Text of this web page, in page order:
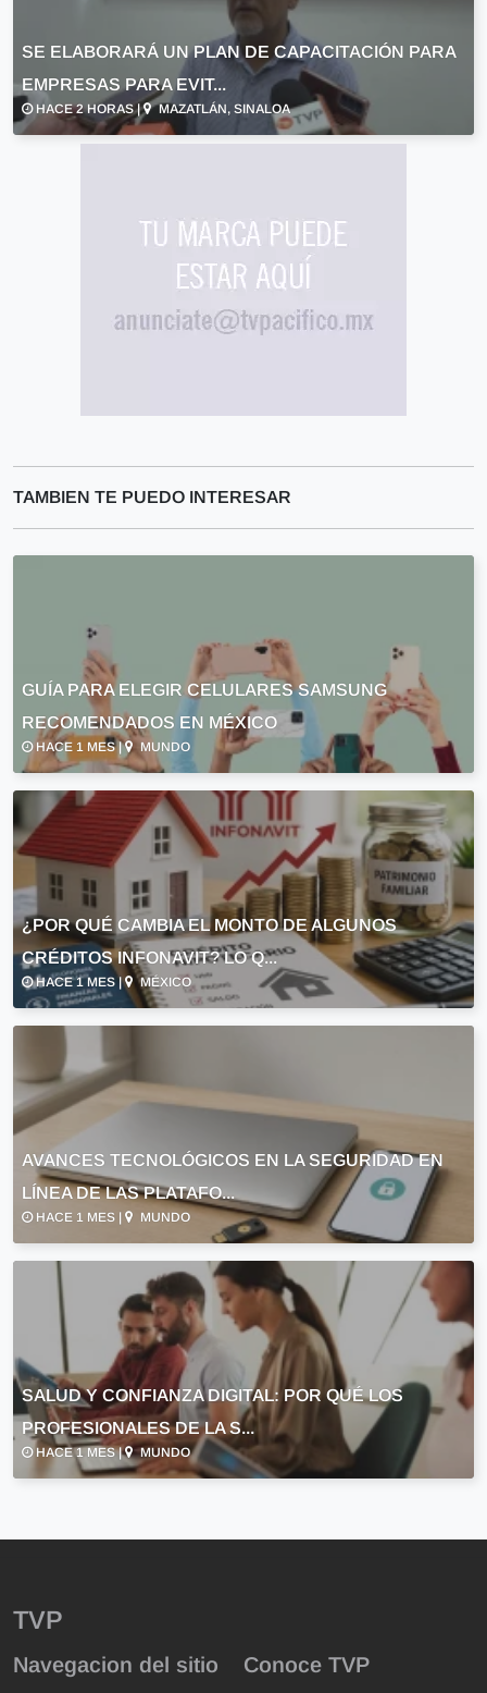
SE ELABORARÁ UN PLAN DE CAPACITACIÓN PARA
EMPRESAS PARA EVIT...
HACE 2 HORAS | MAZATLÁN, SINALOA
TAMBIEN TE PUEDO INTERESAR
GUÍA PARA ELEGIR CELULARES SAMSUNG
RECOMENDADOS EN MÉXICO
HACE 1 MES | MUNDO
¿POR QUÉ CAMBIA EL MONTO DE ALGUNOS
CRÉDITOS INFONAVIT? LO Q...
HACE 1 MES | MÉXICO
AVANCES TECNOLÓGICOS EN LA SEGURIDAD EN
LÍNEA DE LAS PLATAFO...
HACE 1 MES | MUNDO
SALUD Y CONFIANZA DIGITAL: POR QUÉ LOS
PROFESIONALES DE LA S...
HACE 1 MES | MUNDO
TVP
Navegacion del sitio Conoce TVP